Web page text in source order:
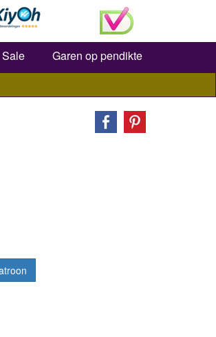
Sale Garen op pendikte